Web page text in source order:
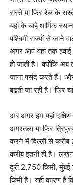
रास्ते या फिर रेल के
यहां के चाहे धार्मिक
पश्चिमी राज्यों से जाने
अगर आप यहां तक हवाई
हो जाती है। क्योंकि अब
जाना पसंद करते हैं। और
बढ़ती जा रही है। फिर
अब अगर हम यहां दक्षिण-
अगरतला या फिर
करने में दिल्ली से
करीब इतनी ही है।
दूरी 2,750 किमी,
किमी है। यही कारण है